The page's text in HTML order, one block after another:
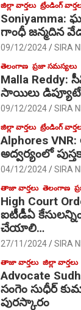
జిల్లా వార్తలు ట్రేండింగ్
గాంధీ జ‌న్మ‌దిన
09/12/2024 SIRA
తెలంగాణ ప్రజా సమస్యలు
Malla Reddy:
సాయిలు
09/12/2024 SIRA
జిల్లా వార్తలు ట్రేండింగ్
Alphores
అద్వర్యంలో
04/12/2024 SIRA
తాజా వార్తలు తెలంగాణ
High Court
ఐటీడీఏ
చేయాలి…
27/11/2024 SIRA
తాజా వార్తలు జిల్లా వార్తలు
Advocate
సంగెం సుధీర్
పురస్కారం